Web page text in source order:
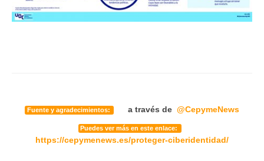
Fuente y agradecimientos: a través de @CepymeNews
Puedes ver más en este enlace:
https://cepymenews.es/proteger-ciberidentidad/